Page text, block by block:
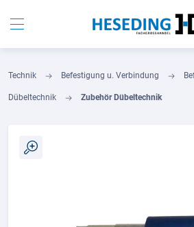
Technik Befestigung u. Verbindung
Dübeltechnik Zubehör Dübeltechnik